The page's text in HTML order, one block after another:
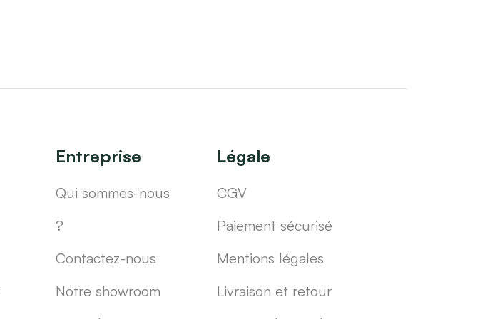
Entreprise
Qui sommes-nous
?
Contactez-nous
Notre showroom
Légale
CGV
Paiement sécurisé
Mentions légales
Livraison et retour